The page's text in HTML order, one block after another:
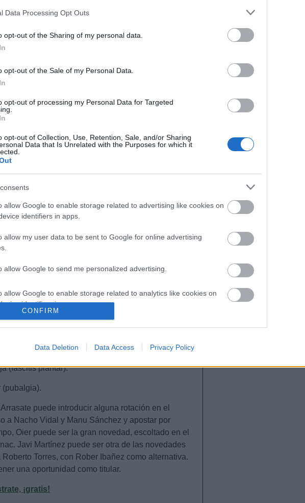
Data Processing Opt Outs
opt-out of the Sharing of my personal data.
opt-out of the Sale of my Personal Data.
opt-out of processing my Personal Data for Targeted
opt-out of Collection, Use, Retention, Sale, and/or Sharing
Data that Is Unrelated with the Purposes for which it
allow Google to enable storage related to advertising like cookies on
identifiers in apps.
allow my user data to be sent to Google for online advertising
allow Google to send me personalized advertising.
allow Google to enable storage related to analytics like cookies on
identifiers in apps.
functionality and fraud prevention, and other user protection.
CONFIRM
Data Deletion Data Access Privacy Policy
Brian Oliván, Jaume Costa – Iddrisu Baba,
Amath – Fer Niño.
Ángel (pubalgia), Sedlar (rodilla), Galarreta
Kubo (rodilla).
muscular), Ángel (pubalgia), Galarreta (lesión
: Luis García parece que no recuperará ningún
la posibilidad de que Russo estuviera
a jugar en el Bernabéu. Por tanto, Brian Oliván
la defensa. Kang-In Lee seguirá como titular tras
baja 3-4 semanas
6 arranca esta tarde con el encuentro Getafe-
las 19:30 horas. Repasamos las noticias de última
en Comunio.
Lucas Torró (Brasanac), Rubén García, Javi
(Chimy Ávila).
(fascitis plantar).
(pubalgia).
Arrasate puede introducir alguna rotación en el
a Nacho Vidal y Manu Sánchez y apostar por
Oier puede ser la gran novedad, escoltado en el
Javi Martínez puede ser otra de las novedades
Torres, con Rober Ibañez como alternativa.
una oportunidad como titular.
¡gratis!